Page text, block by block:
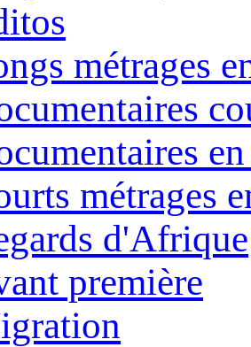
métrages
métrages
d'Afrique
première